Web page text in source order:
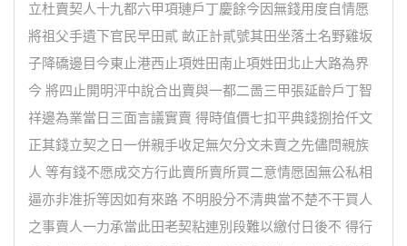
立杜賣契人十九都六甲項璉戶丁慶餘今因無錢用度自情愿
將祖父手遺下官民早田貳 畝正計貳號其田坐落土名野雞坂
子降礄邊目今東止港西止項姓田南止項姓田北止大路為界
今 將四止開明泙中說合出賣與一都二啚三甲張延齡戶丁智
祥邊為業當日三面言議實賣 得時值價七扣平典錢捌拾仟文
正其錢立契之日一併親手收足無欠分文未賣之先儘問親族
人 等有錢不愿成交方行此賣所賣所買二意情愿固無公私相
逼亦非准折等因如有來路 不明股分不清典當不楚不干買人
之事賣人一力承當此田老契粘連別段難以繳付日後不 得行